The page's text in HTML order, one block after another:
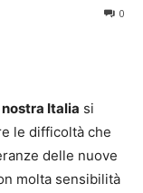
0
Italia si
le difficoltà che
delle nuove
molta sensibilità